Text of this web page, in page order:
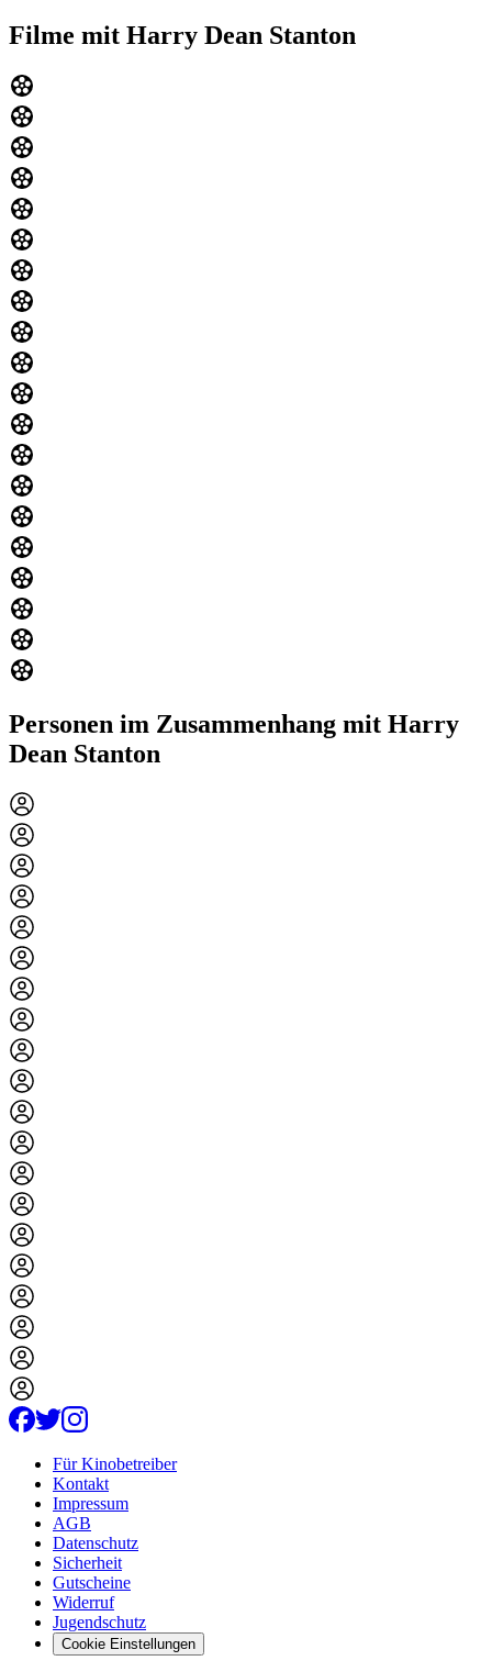
Filme mit Harry Dean Stanton
Personen im Zusammenhang mit Harry
Dean Stanton
Für Kinobetreiber
Kontakt
Impressum
AGB
Datenschutz
Sicherheit
Gutscheine
Widerruf
Jugendschutz
Cookie Einstellungen